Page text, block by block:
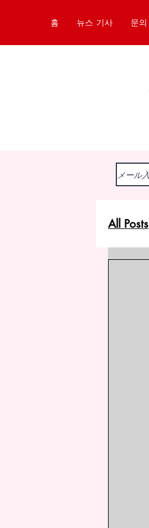
홈 뉴스 기사 문의
All Posts